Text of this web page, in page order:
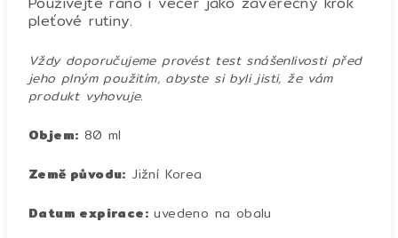
pleťové rutiny.
Vždy doporučujeme provést test snášenlivosti před
jeho plným použitím, abyste si byli jisti, že vám
produkt vyhovuje.
Objem: 80 ml
Země původu: Jižní Korea
Datum expirace: uvedeno na obalu